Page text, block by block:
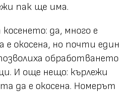
пак ще има.
да, много е
е окосена, но почти един
обработването
И още нещо: кърлежи
да е окосена. Номерът